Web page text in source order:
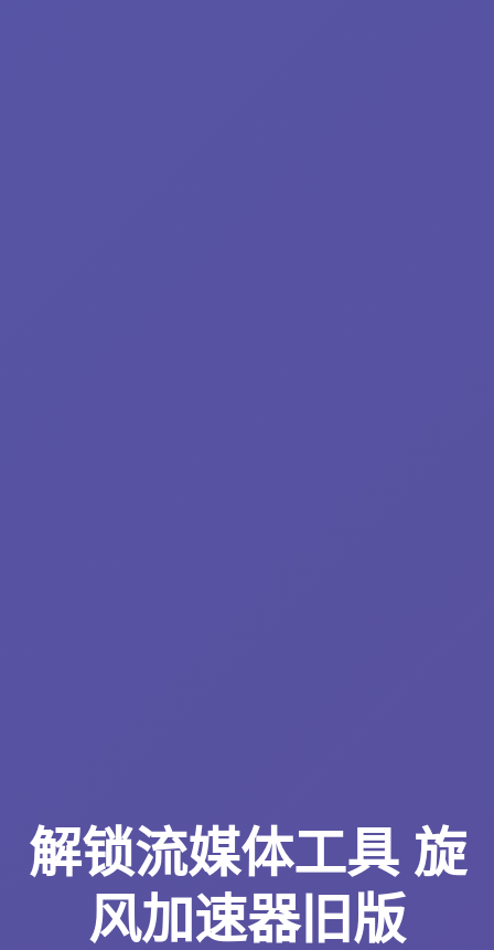
解锁流媒体工具 旋
风加速器旧版